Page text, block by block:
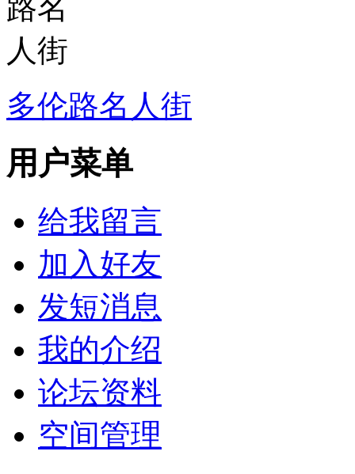
多伦路名人街
用户菜单
给我留言
加入好友
发短消息
我的介绍
论坛资料
空间管理